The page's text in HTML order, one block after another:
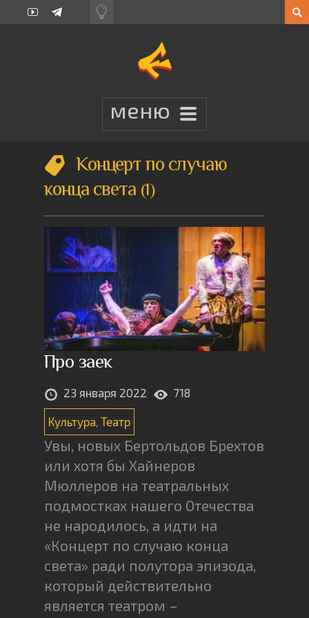
Концерт по случаю
конца света 1
Про заек
23 января 2022 718
Культура Театр
Увы, новых Бертольдов Брехтов
или хотя бы Хайнеров
Мюллеров на театральных
подмостках нашего Отечества
не народилось, а идти на
«Концерт по случаю конца
света» ради полутора эпизода,
который действительно
является театром –